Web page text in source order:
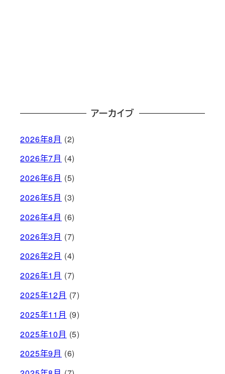
アーカイブ
2026年8月 (2)
2026年7月 (4)
2026年6月 (5)
2026年5月 (3)
2026年4月 (6)
2026年3月 (7)
2026年2月 (4)
2026年1月 (7)
2025年12月 (7)
2025年11月 (9)
2025年10月 (5)
2025年9月 (6)